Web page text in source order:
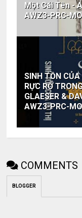
Một Cái Tên -
AWZ3-PRC-
SINH TỒN
RỰC RỠ
GLAESER &
AWZ3-PRC-
COMMENTS
BLOGGER